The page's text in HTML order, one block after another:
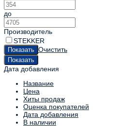
до
Производитель
STEKKER
Очистить
Дата добавления
Название
Цена
Хиты продаж
Оценка покупателей
Дата добавления
В наличии